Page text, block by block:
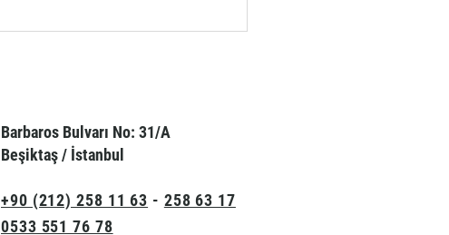
Barbaros Bulvarı No: 31/A
Beşiktaş / İstanbul
+90 (212) 258 11 63 - 258 63 17
0533 551 76 78